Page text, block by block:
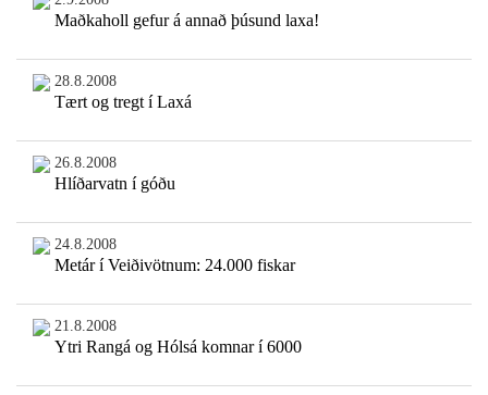
Maðkaholl gefur á annað þúsund laxa!
28.8.2008
Tært og tregt í Laxá
26.8.2008
Hlíðarvatn í góðu
24.8.2008
Metár í Veiðivötnum: 24.000 fiskar
21.8.2008
Ytri Rangá og Hólsá komnar í 6000